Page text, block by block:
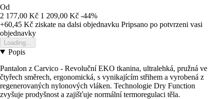
Od
2 177,00 Kč 1 209,00 Kč -44%
+60,45 Kč ziskate na dalsi objednavku Pripsano po potvrzeni vasi
objednavky
Loading...
Popis
Pantalon z Carvico - Revoluční EKO tkanina, ultralehká, pružná ve
čtyřech směrech, ergonomická, s vynikajícím střihem a vyrobená z
regenerovaných nylonových vláken. Technologie Dry Function
zvyšuje prodyšnost a zajišťuje normální termoregulaci těla.